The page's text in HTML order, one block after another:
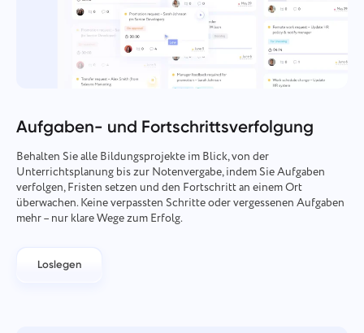
Português
Русский
ไทย
Türkçe
Aufgaben- und Fortschrittsverfolgung
Behalten Sie alle Bildungsprojekte im Blick, von der
Unterrichtsplanung bis zur Notenvergabe, indem Sie Aufgaben
verfolgen, Fristen setzen und den Fortschritt an einem Ort
überwachen. Keine verpassten Schritte oder vergessenen Aufgaben
mehr – nur klare Wege zum Erfolg.
Loslegen
Projektmanagement
Verwalten Sie Projektinformationen (Status/Tags) und
Teamaktivitäten an einem Ort.
Erstellen Sie ein Unternehmen, laden Sie Benutzer ein und